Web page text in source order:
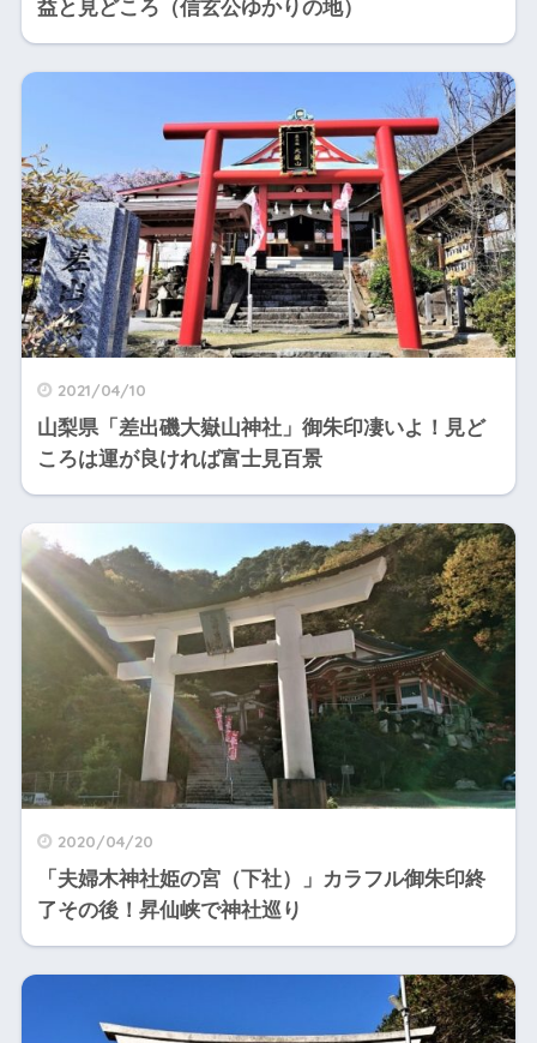
益と見どころ（信玄公ゆかりの地）
2021/04/10
山梨県「差出磯大嶽山神社」御朱印凄いよ！見ど
ころは運が良ければ富士見百景
2020/04/20
「夫婦木神社姫の宮（下社）」カラフル御朱印終
了その後！昇仙峡で神社巡り